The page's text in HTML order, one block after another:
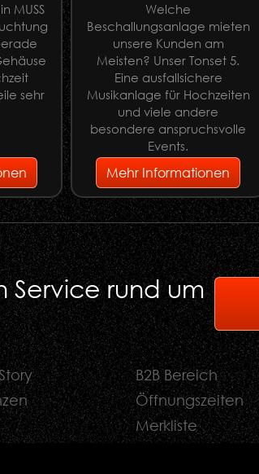
MUSS
sehr
Welche
Beschallungsanlage mieten
unsere Kunden am
Meisten? Unser Tonset 5.
Eine ausfallsichere
Musikanlage für Hochzeiten
und viele andere
besondere anspruchsvolle
Events.
Mehr Informationen
Service rund um
B2B Bereich
Öffnungszeiten
Merkliste